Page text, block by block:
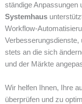
ständige Anpassungen
Systemhaus
Workflow-
stets an die sich
und der Märkte
Wir helfen Ihnen, Ihre
überprüfen und zu